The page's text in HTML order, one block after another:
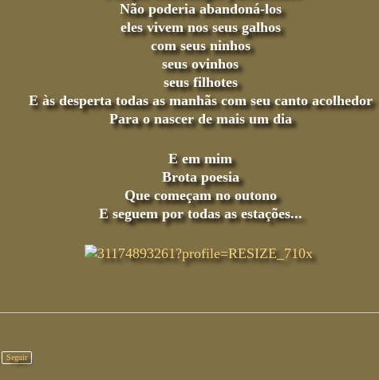
Não poderia abandoná-los
eles vivem nos seus galhos
com seus ninhos
seus ovinhos
seus filhotes
E às desperta todas as manhãs com seu canto acolhedor
Para o nascer de mais um dia
E em mim
Brota poesia
Que começam no outono
E seguem por todas as estações...
Seguir